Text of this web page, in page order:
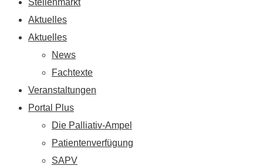
Stellenmarkt
Aktuelles
Aktuelles
News
Fachtexte
Veranstaltungen
Portal Plus
Die Palliativ-Ampel
Patientenverfügung
SAPV